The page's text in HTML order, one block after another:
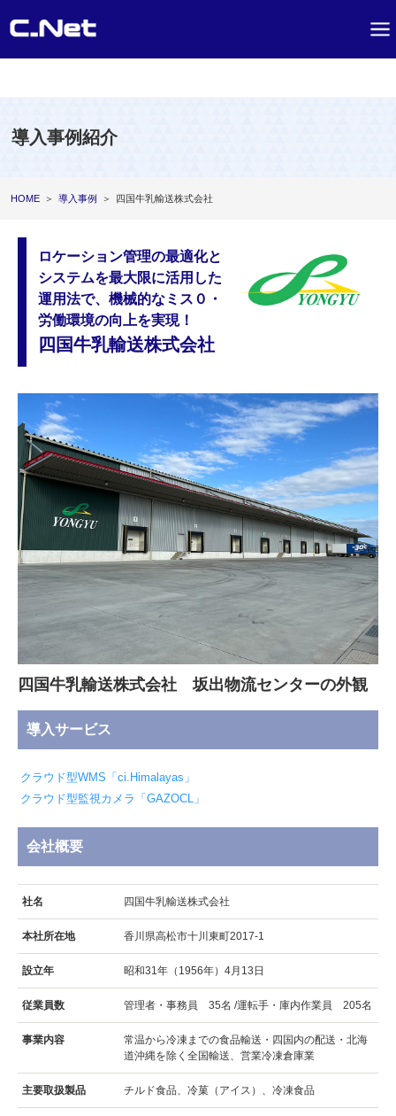
導入事例紹介
HOME ＞ 導入事例 ＞ 四国牛乳輸送株式会社
ロケーション管理の最適化と
システムを最大限に活用した
運用法で、機械的なミス０・
労働環境の向上を実現！
四国牛乳輸送株式会社
四国牛乳輸送株式会社 坂出物流センターの外観
導入サービス
クラウド型WMS「ci.Himalayas」
クラウド型監視カメラ「GAZOCL」
会社概要
社名 四国牛乳輸送株式会社
本社所在地 香川県高松市十川東町2017-1
設立年 昭和31年（1956年）4月13日
従業員数 管理者・事務員 35名 /運転手・庫内作業員 205名
事業内容
常温から冷凍までの食品輸送・四国内の配送・北海
道沖縄を除く全国輸送、営業冷凍倉庫業
主要取扱製品 チルド食品、冷菓（アイス）、冷凍食品